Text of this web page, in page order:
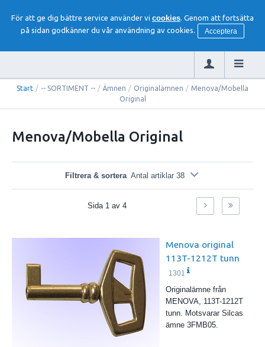
För att ge dig bättre service använder vi cookies. Genom att fortsätta
på sidan godkänner du vår användning av cookies.
Acceptera
Start / -- SORTIMENT -- / Ämnen / Originalämnen / Menova/Mobella
Original
Menova/Mobella Original
Filtrera & sortera Antal artiklar 38
Sida 1 av 4
Menova original
113T-1212T tunn
1301
Originalämne från
MENOVA, 113T-1212T
tunn. Motsvarar Silcas
ämne 3FMB05.